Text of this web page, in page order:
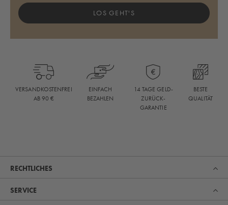
LOS GEHT'S
VERSANDKOSTENFREI
AB 90 €
EINFACH
BEZAHLEN
14 TAGE GELD-
ZURÜCK-
GARANTIE
BESTE
QUALITÄT
RECHTLICHES
SERVICE